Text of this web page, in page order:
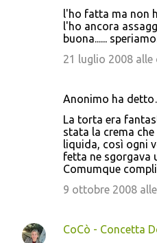
l'ho fatta ma non
l'ho ancora
buona......
21 luglio 2008 alle
Anonimo ha
La torta era
stata la crema
liquida, così ogni
fetta ne sgorgava
Comumque
9 ottobre 2008
CoCò - Concetta